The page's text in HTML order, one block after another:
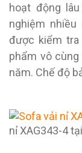
hoạt động
nghiệm
được kiểm
phẩm vô
năm. Chế độ
nỉ XAG343-4